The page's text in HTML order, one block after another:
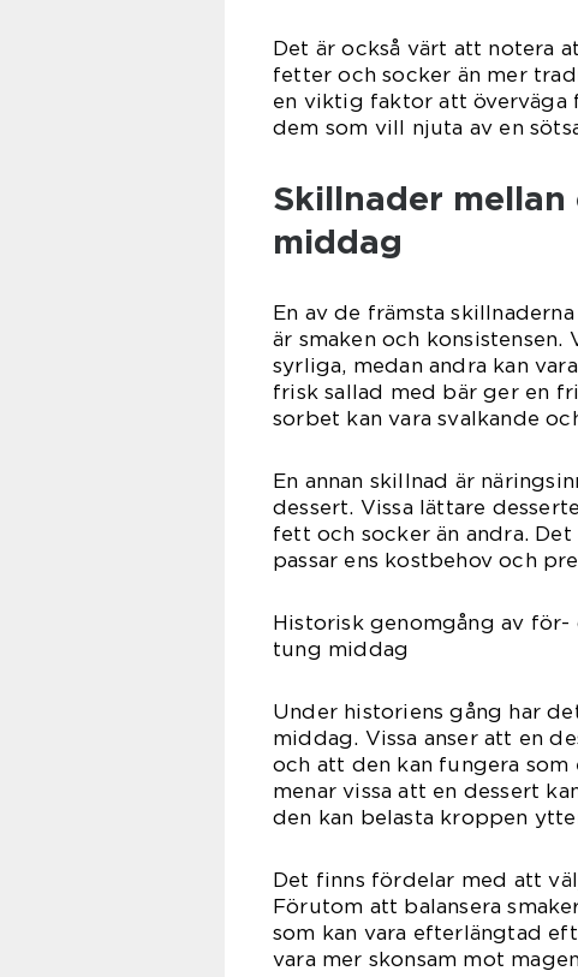
Det är också värt att notera
fetter och socker än mer
en viktig faktor att överväga
dem som vill njuta av en
Skillnader
middag
En av de främsta
är smaken och
syrliga, medan andra kan
frisk sallad med bär ger en
sorbet kan vara svalkande
En annan skillnad är
dessert. Vissa lättare
fett och socker än andra.
passar ens kostbehov och
Historisk genomgång av
tung middag
Under historiens gång har
middag. Vissa anser att en
och att den kan fungera
menar vissa att en dessert
den kan belasta kroppen
Det finns fördelar med att
Förutom att balansera
som kan vara efterlängtad
vara mer skonsam mot